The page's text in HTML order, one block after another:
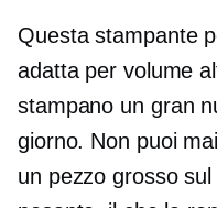
Questa stampante
adatta per volume
stampano un gran
giorno. Non puoi
un pezzo grosso